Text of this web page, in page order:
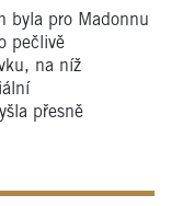
byla pro Madonnu
pečlivě
na níž
přesně